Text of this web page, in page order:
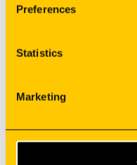
Preferences
Statistics
Marketing
Carrières
Projects Cofinancés
2026
Tous droits réservés